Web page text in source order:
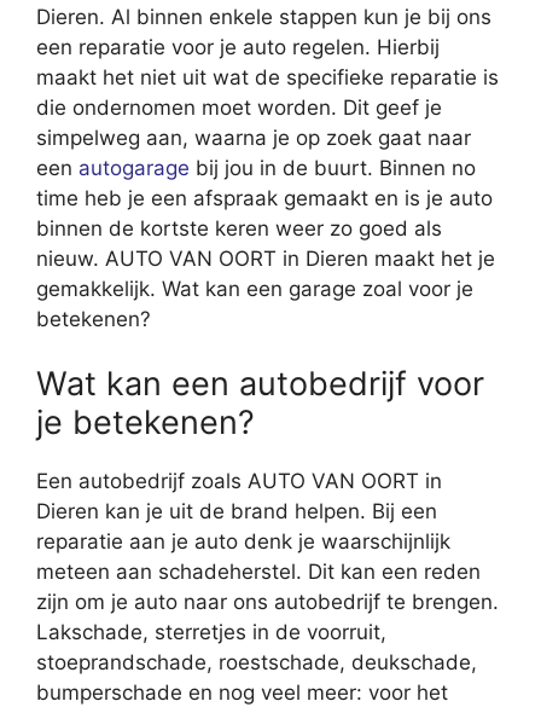
Dieren. Al binnen enkele stappen kun je bij ons
een reparatie voor je auto regelen. Hierbij
maakt het niet uit wat de specifieke reparatie is
die ondernomen moet worden. Dit geef je
simpelweg aan, waarna je op zoek gaat naar
een autogarage bij jou in de buurt. Binnen no
time heb je een afspraak gemaakt en is je auto
binnen de kortste keren weer zo goed als
nieuw. AUTO VAN OORT in Dieren maakt het je
gemakkelijk. Wat kan een garage zoal voor je
betekenen?
Wat kan een autobedrijf voor
je betekenen?
Een autobedrijf zoals AUTO VAN OORT in
Dieren kan je uit de brand helpen. Bij een
reparatie aan je auto denk je waarschijnlijk
meteen aan schadeherstel. Dit kan een reden
zijn om je auto naar ons autobedrijf te brengen.
Lakschade, sterretjes in de voorruit,
stoeprandschade, roestschade, deukschade,
bumperschade en nog veel meer: voor het